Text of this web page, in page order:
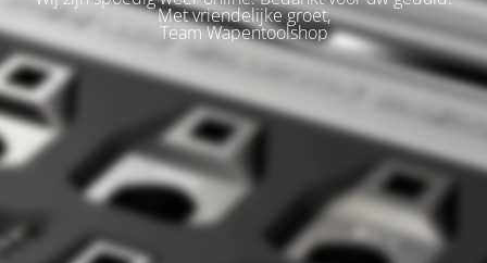
Met vriendelijke groet,
Team Wapentoolshop